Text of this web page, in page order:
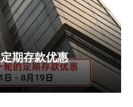
期存款优惠